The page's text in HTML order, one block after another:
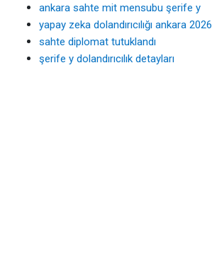
ankara sahte mit mensubu şerife y
yapay zeka dolandırıcılığı ankara 2026
sahte diplomat tutuklandı
şerife y dolandırıcılık detayları